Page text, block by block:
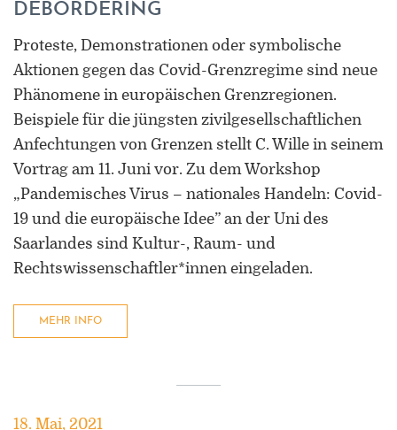
DEBORDERING
Proteste, Demonstrationen oder symbolische
Aktionen gegen das Covid-Grenzregime sind neue
Phänomene in europäischen Grenzregionen.
Beispiele für die jüngsten zivilgesellschaftlichen
Anfechtungen von Grenzen stellt C. Wille in seinem
Vortrag am 11. Juni vor. Zu dem Workshop
„Pandemisches Virus – nationales Handeln: Covid-
19 und die europäische Idee” an der Uni des
Saarlandes sind Kultur-, Raum- und
Rechtswissenschaftler*innen eingeladen.
MEHR INFO
18. Mai, 2021